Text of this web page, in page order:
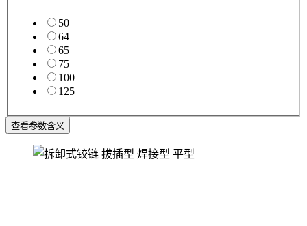
50
64
65
75
100
125
查看参数含义